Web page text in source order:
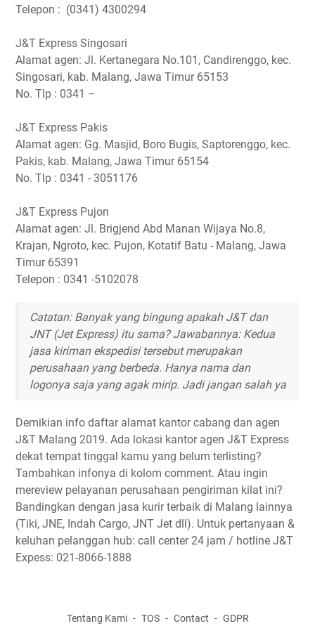
Telepon : (0341) 4300294
J&T Express Singosari
Alamat agen: Jl. Kertanegara No.101, Candirenggo, kec.
Singosari, kab. Malang, Jawa Timur 65153
No. Tlp : 0341 –
J&T Express Pakis
Alamat agen: Gg. Masjid, Boro Bugis, Saptorenggo, kec.
Pakis, kab. Malang, Jawa Timur 65154
No. Tlp : 0341 - 3051176
J&T Express Pujon
Alamat agen: Jl. Brigjend Abd Manan Wijaya No.8,
Krajan, Ngroto, kec. Pujon, Kotatif Batu - Malang, Jawa
Timur 65391
Telepon : 0341 -5102078
Catatan: Banyak yang bingung apakah J&T dan
JNT (Jet Express) itu sama? Jawabannya: Kedua
jasa kiriman ekspedisi tersebut merupakan
perusahaan yang berbeda. Hanya nama dan
logonya saja yang agak mirip. Jadi jangan salah ya
Demikian info daftar alamat kantor cabang dan agen
J&T Malang 2019. Ada lokasi kantor agen J&T Express
dekat tempat tinggal kamu yang belum terlisting?
Tambahkan infonya di kolom comment. Atau ingin
mereview pelayanan perusahaan pengiriman kilat ini?
Bandingkan dengan jasa kurir terbaik di Malang lainnya
(Tiki, JNE, Indah Cargo, JNT Jet dll). Untuk pertanyaan &
keluhan pelanggan hub: call center 24 jam / hotline J&T
Expess: 021-8066-1888
Tentang Kami TOS Contact GDPR